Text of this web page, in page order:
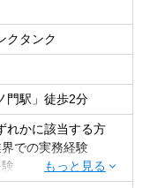
クタンク
門駅」徒歩2分
れかに該当する方
での実務経験